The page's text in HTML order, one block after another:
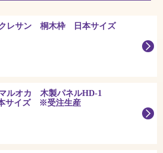
レサン 桐木枠 日本サイズ
ルオカ 木製パネルHD-1
サイズ ※受注生産